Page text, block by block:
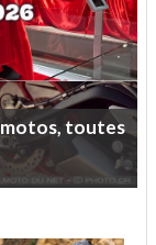
motos,toutes